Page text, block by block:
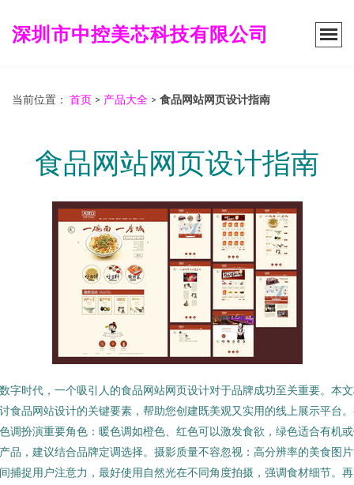
深圳市中控美芯科技有限公司
当前位置： 首页 > 产品大全 > 食品网站网页设计指南
食品网站网页设计指南
字时代，一个吸引人的食品网站网页设计对于品牌成功至关重要。本
食品网站设计的关键要素，帮助您创建既美观又实用的线上展示平台
调扮演重要角色：暖色调如橙色、红色可以激发食欲，绿色适合有机
品，建议结合品牌定调选择。摄影质量不容忽视：高分辨率的美食图
捕捉用户注意力，最好使用自然光在不同角度拍摄，强调食材细节。再